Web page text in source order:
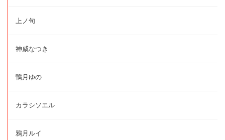
上ノ句
神威なつき
鴨月ゆの
カラシソエル
鴉月ルイ